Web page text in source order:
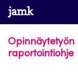
Siirry
suoraan
www.jamk.fi
Opinnäytetyön
raportointiohje